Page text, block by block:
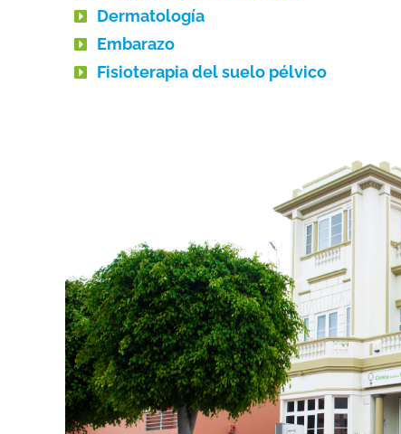
Dermatología
Embarazo
Fisioterapia del suelo pélvico